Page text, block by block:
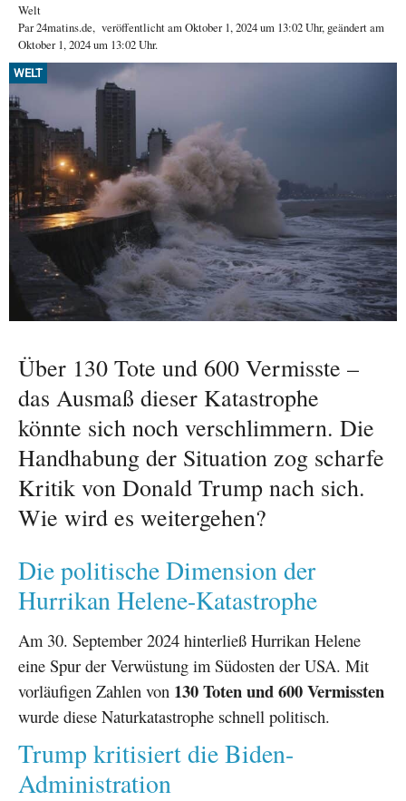
Welt
Par24matins.de, veröffentlicht amOktober 1, 2024um 13:02 Uhr, geändert am
Oktober 1, 2024 um 13:02 Uhr.
WELT
Über 130 Tote und 600 Vermisste –
das Ausmaß dieser Katastrophe
könnte sich noch verschlimmern. Die
Handhabung der Situation zog scharfe
Kritik von Donald Trump nach sich.
Wie wird es weitergehen?
Die politische Dimension der
Hurrikan Helene-Katastrophe
Am 30. September 2024 hinterließ Hurrikan Helene
eine Spur der Verwüstung im Südosten der USA. Mit
vorläufigen Zahlen von 130 Toten und 600 Vermissten
wurde diese Naturkatastrophe schnell politisch.
Trump kritisiert die Biden-
Administration